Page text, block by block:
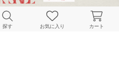
探す お気に入り カート